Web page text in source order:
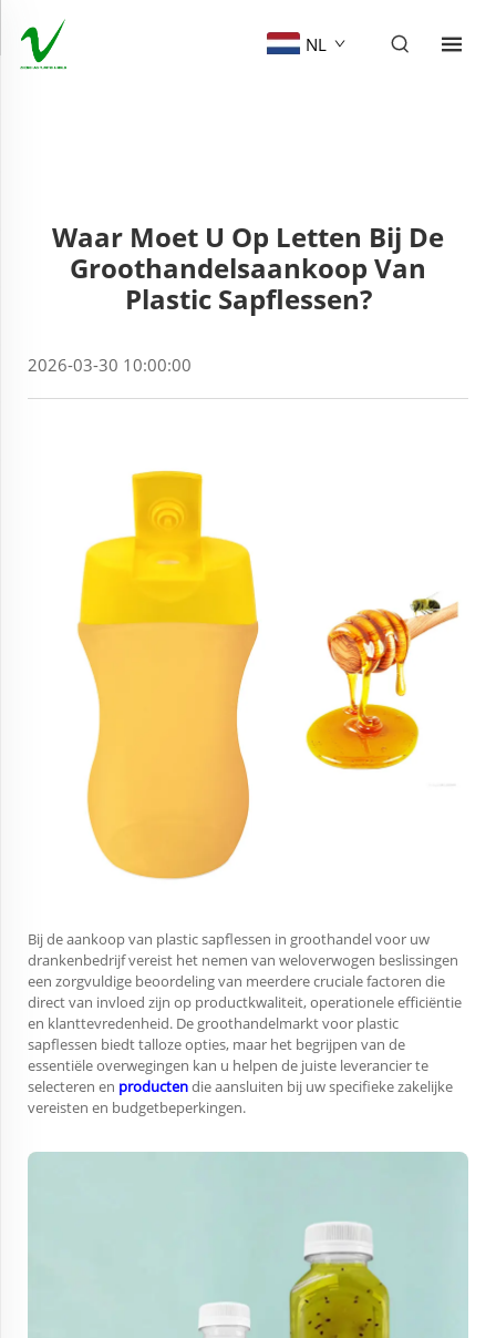
NL
Waar Moet U Op Letten Bij De
Groothandelsaankoop Van
Plastic Sapflessen?
2026-03-30 10:00:00
Bij de aankoop van plastic sapflessen in groothandel voor uw
drankenbedrijf vereist het nemen van weloverwogen beslissingen
een zorgvuldige beoordeling van meerdere cruciale factoren die
direct van invloed zijn op productkwaliteit, operationele efficiëntie
en klanttevredenheid. De groothandelmarkt voor plastic
sapflessen biedt talloze opties, maar het begrijpen van de
essentiële overwegingen kan u helpen de juiste leverancier te
selecteren en productendie aansluiten bij uw specifieke zakelijke
vereisten en budgetbeperkingen.